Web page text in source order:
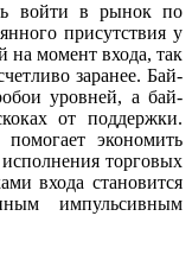
войти в рынок по
присутствия у
на момент входа, так
заранее. Бай-
уровней, а бай-
от поддержки.
экономить
торговых
входа становится
импульсивным